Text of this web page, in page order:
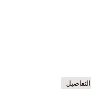
التفاصيل